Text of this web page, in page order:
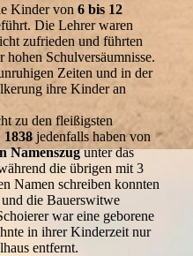
Kinder von 6 bis 12
Die Lehrer waren
zufrieden und führten
Schulversäumnisse.
Zeiten und in der
ihre Kinder an
zu den fleißigsten
1838jedenfalls haben von
Namenszugunter das
die übrigen mit 3
Namen schreiben konnten
und die Bauerswitwe
war eine geborene
in ihrer Kinderzeit nur
entfernt.